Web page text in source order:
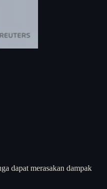
dapat merasakan dampak